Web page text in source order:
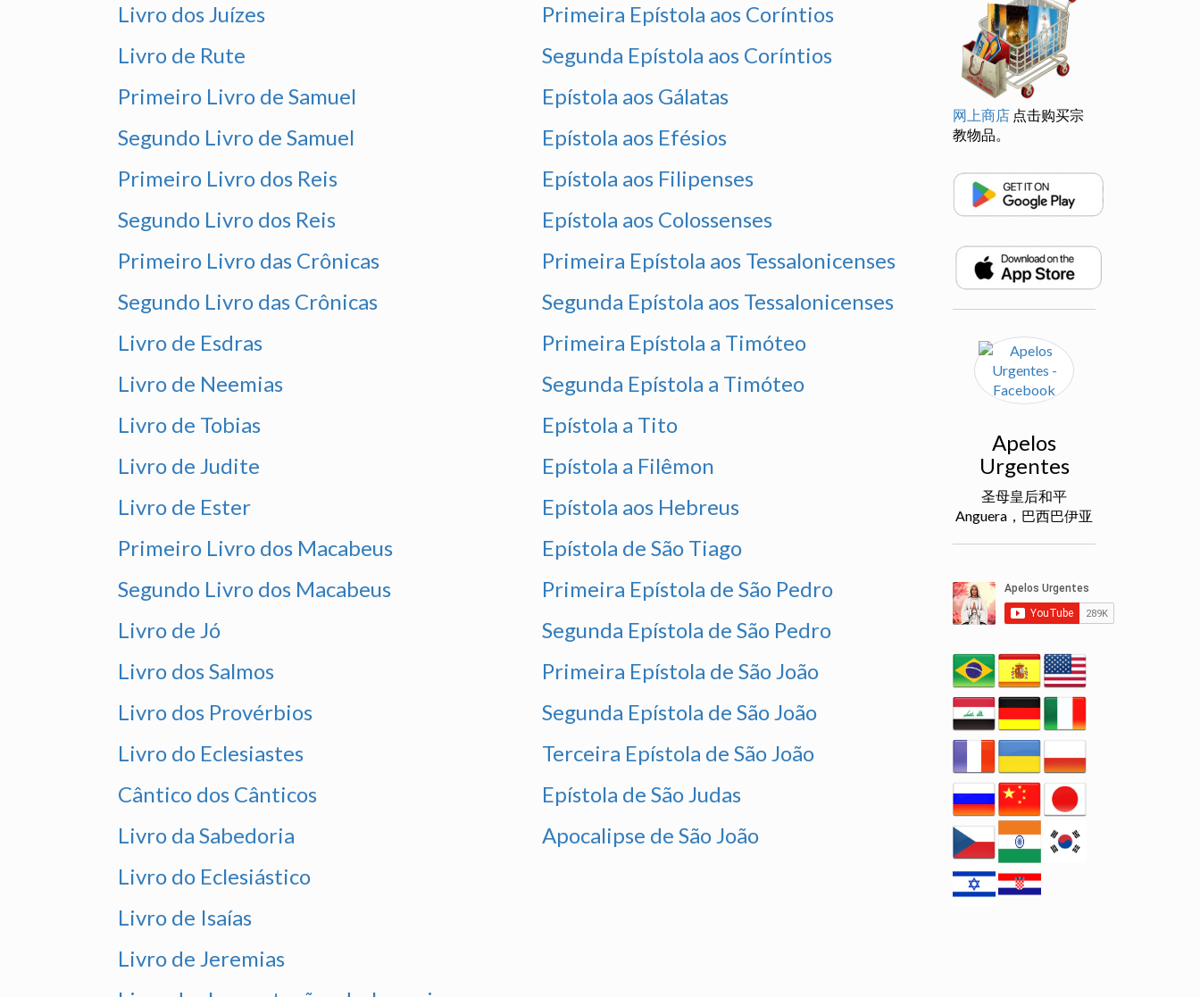
Livro dos Juízes
Livro de Rute
Primeiro Livro de Samuel
Segundo Livro de Samuel
Primeiro Livro dos Reis
Segundo Livro dos Reis
Primeiro Livro das Crônicas
Segundo Livro das Crônicas
Livro de Esdras
Livro de Neemias
Livro de Tobias
Livro de Judite
Livro de Ester
Primeiro Livro dos Macabeus
Segundo Livro dos Macabeus
Livro de Jó
Livro dos Salmos
Livro dos Provérbios
Livro do Eclesiastes
Cântico dos Cânticos
Livro da Sabedoria
Livro do Eclesiástico
Livro de Isaías
Livro de Jeremias
Primeira Epístola aos Coríntios
Segunda Epístola aos Coríntios
Epístola aos Gálatas
Epístola aos Efésios
Epístola aos Filipenses
Epístola aos Colossenses
Primeira Epístola aos Tessalonicenses
Segunda Epístola aos Tessalonicenses
Primeira Epístola a Timóteo
Segunda Epístola a Timóteo
Epístola a Tito
Epístola a Filêmon
Epístola aos Hebreus
Epístola de São Tiago
Primeira Epístola de São Pedro
Segunda Epístola de São Pedro
Primeira Epístola de São João
Segunda Epístola de São João
Terceira Epístola de São João
Epístola de São Judas
Apocalipse de São João
网上商店 点击购买宗
教物品。
Apelos
Urgentes
圣母皇后和平
Anguera，巴西巴伊亚